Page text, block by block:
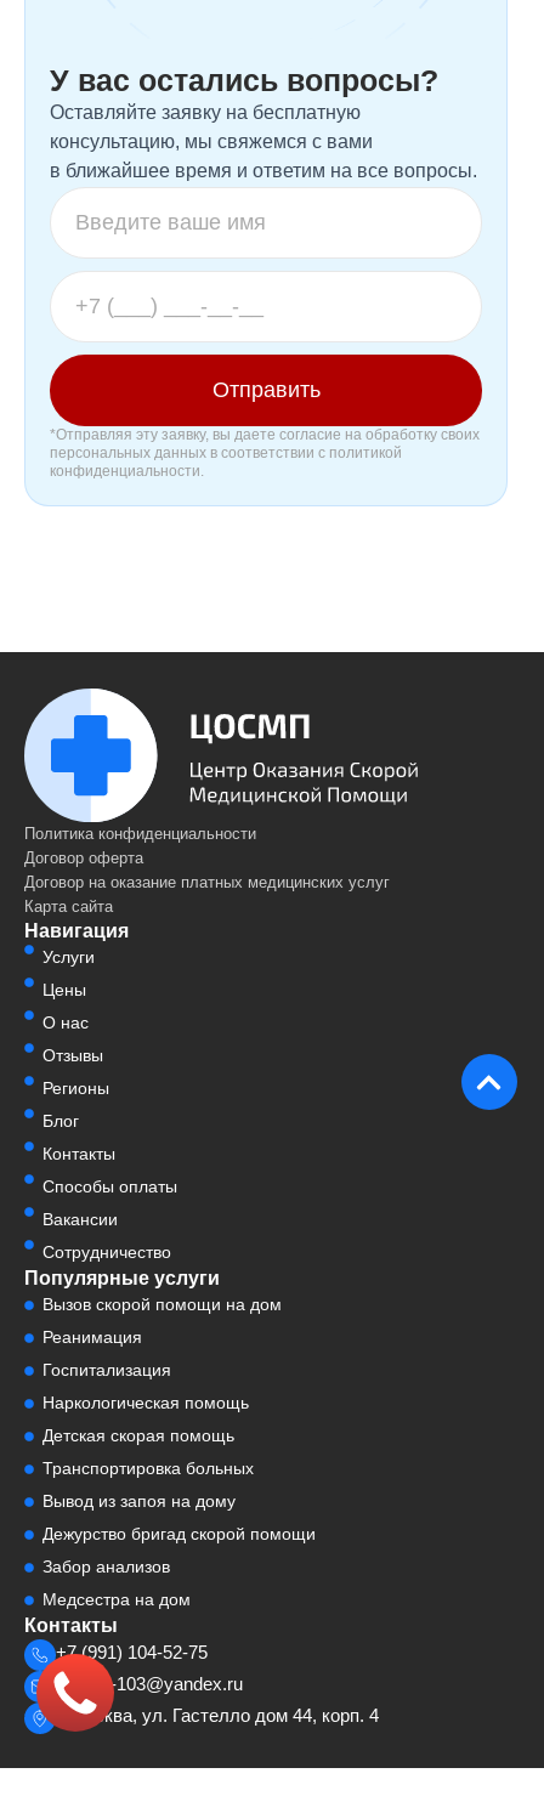
У вас остались вопросы?
Оставляйте заявку на бесплатную
консультацию, мы свяжемся с вами
в ближайшее время и ответим на все вопросы.
Отправить
*Отправляя эту заявку, вы даете согласие на обработку своих
персональных данных в соответствии с политикой
конфиденциальности.
Политика конфиденциальности
Договор оферта
Договор на оказание платных медицинских услуг
Карта сайта
Навигация
Услуги
Цены
О нас
Отзывы
Регионы
Блог
Контакты
Способы оплаты
Вакансии
Сотрудничество
Популярные услуги
Вызов скорой помощи на дом
Реанимация
Госпитализация
Наркологическая помощь
Детская скорая помощь
Транспортировка больных
Вывод из запоя на дому
Дежурство бригад скорой помощи
Забор анализов
Медсестра на дом
Контакты
+7 (991) 104-52-75
cosmp-103@yandex.ru
г. Москва, ул. Гастелло дом 44, корп. 4